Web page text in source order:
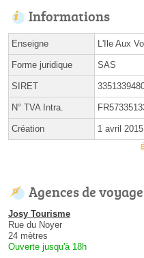
Informations
Enseigne L'Ile Aux
Forme juridique SAS
SIRET
N° TVA Intra.
Création 1 avril 2015
Agences de
Josy Tourisme
Rue du Noyer
24 mètres
Ouverte jusqu'à 18h